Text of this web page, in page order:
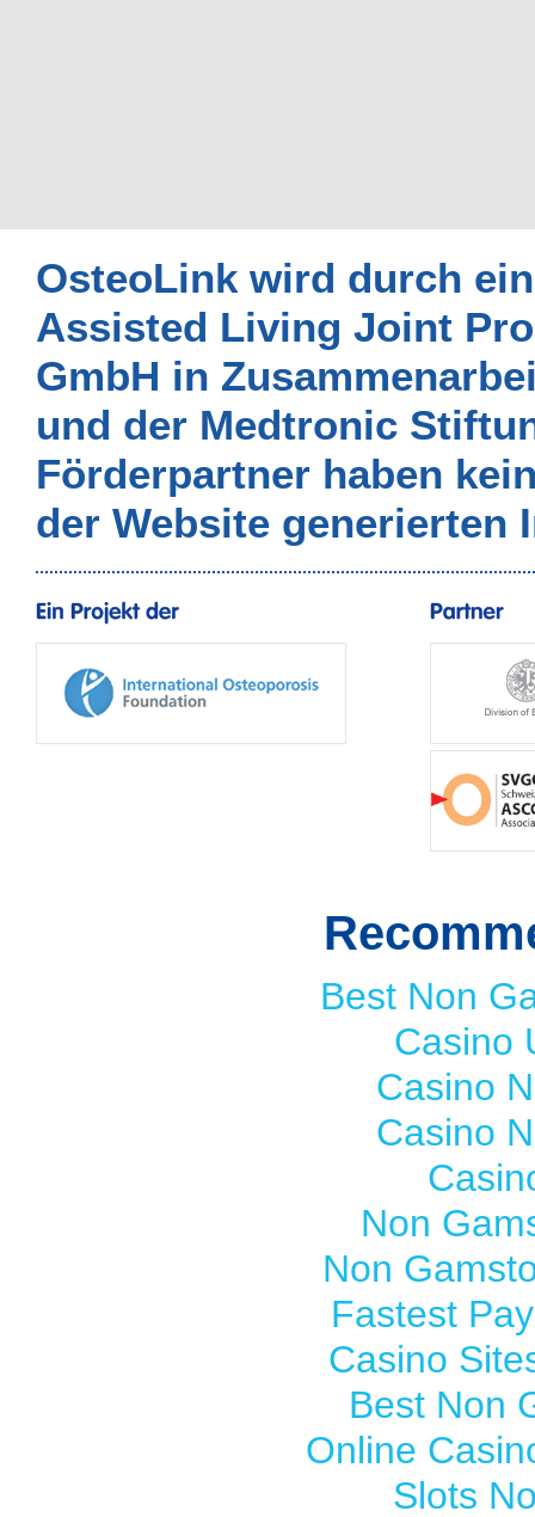
OsteoLink wird durch
Assisted Living Joint
GmbH in
und der Medtronic
Förderpartner haben
der Website generierten
Best Non
Casino
Casino
Casino
Non
Non
Fastest
Casino
Best Non
Online
Slots